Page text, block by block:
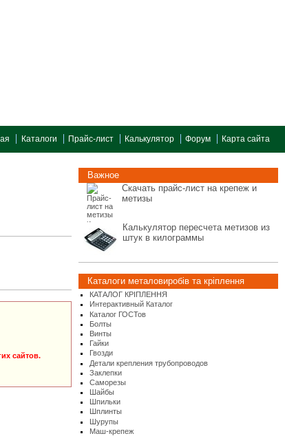
Каталоги Прайс-лист Калькулятор Форум Карта сайта
сайтов.
Важное
Скачать прайс-лист на крепеж и
метизы
Калькулятор пересчета метизов из
штук в килограммы
Каталоги металовиробів та кріплення
КАТАЛОГ КРІПЛЕННЯ
Интерактивный Каталог
Каталог ГОСТов
Болты
Винты
Гайки
Гвозди
Детали крепления трубопроводов
Заклепки
Саморезы
Шайбы
Шпильки
Шплинты
Шурупы
Маш-крепеж